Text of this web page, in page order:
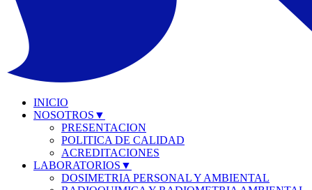
INICIO
NOSOTROS ▼
PRESENTACION
POLITICA DE CALIDAD
ACREDITACIONES
LABORATORIOS ▼
DOSIMETRIA PERSONAL Y AMBIENTAL